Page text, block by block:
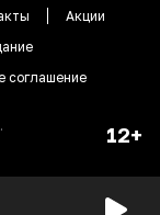
Акции
соглашение
12+